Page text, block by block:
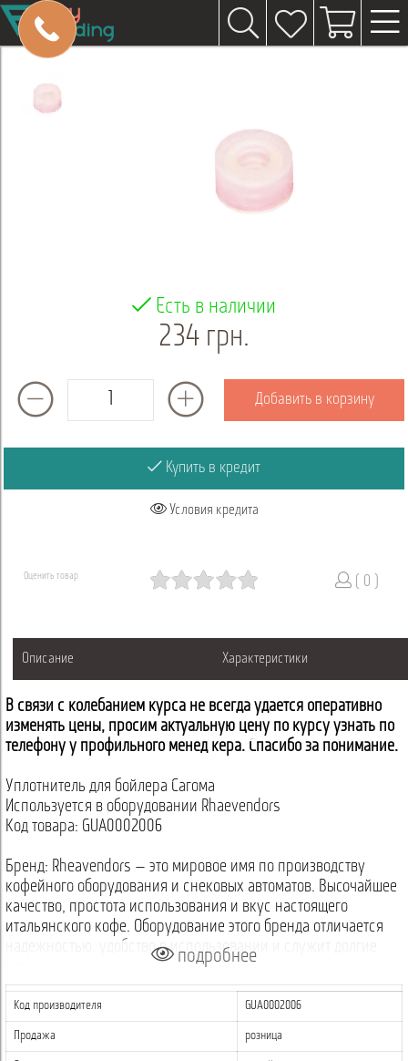
Есть в наличии
234 грн.
Добавить в корзину
Купить в кредит
Условия кредита
Оценить товар ( 0 )
Описание Характеристики
В связи с колебанием курса не всегда удается оперативно
изменять цены, просим актуальную цену по курсу узнать по
телефону у профильного менеджера. Спасибо за понимание.
Уплотнитель для бойлера Сагома
Используется в оборудовании Rhaevendors
Код товара: GUA0002006
Бренд: Rheavendors — это мировое имя по производству
кофейного оборудования и снековых автоматов. Высочайшее
качество, простота использования и вкус настоящего
итальянского кофе. Оборудование этого бренда отличается
надежностью, удобство в использовании и служит долгие
подробнее
Код производителя GUA0002006
Продажа розница